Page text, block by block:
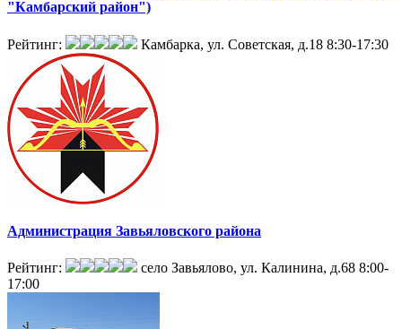
"Камбарский район")
Рейтинг: Камбарка, ул. Советская, д.18 8:30-17:30
Администрация Завьяловского района
Рейтинг: село Завьялово, ул. Калинина, д.68 8:00-
17:00